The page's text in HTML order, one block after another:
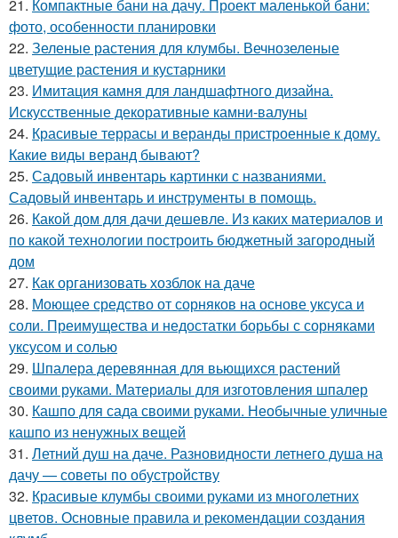
21. Компактные бани на дачу. Проект маленькой бани:
фото, особенности планировки
22. Зеленые растения для клумбы. Вечнозеленые
цветущие растения и кустарники
23. Имитация камня для ландшафтного дизайна.
Искусственные декоративные камни-валуны
24. Красивые террасы и веранды пристроенные к дому.
Какие виды веранд бывают?
25. Садовый инвентарь картинки с названиями.
Садовый инвентарь и инструменты в помощь.
26. Какой дом для дачи дешевле. Из каких материалов и
по какой технологии построить бюджетный загородный
дом
27. Как организовать хозблок на даче
28. Моющее средство от сорняков на основе уксуса и
соли. Преимущества и недостатки борьбы с сорняками
уксусом и солью
29. Шпалера деревянная для вьющихся растений
своими руками. Материалы для изготовления шпалер
30. Кашпо для сада своими руками. Необычные уличные
кашпо из ненужных вещей
31. Летний душ на даче. Разновидности летнего душа на
дачу — советы по обустройству
32. Красивые клумбы своими руками из многолетних
цветов. Основные правила и рекомендации создания